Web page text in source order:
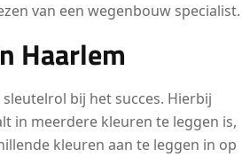
van een wegenbouw specialist.
Haarlem
bij het succes. Hierbij
in meerdere kleuren te leggen is,
kleuren aan te leggen in op